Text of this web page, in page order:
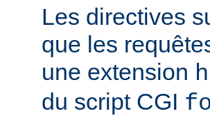
Les directives
que les
une extension
du script CGI